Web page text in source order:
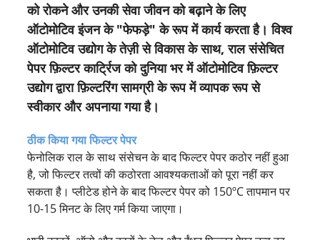
को रोकने और उनकी सेवा जीवन को बढ़ाने के लिए
ऑटोमोटिव इंजन के "फेफड़े" के रूप में कार्य करता है। विश्व
ऑटोमोटिव उद्योग के तेज़ी से विकास के साथ, राल संसेचित
पेपर फ़िल्टर कार्ट्रिज को दुनिया भर में ऑटोमोटिव फ़िल्टर
उद्योग द्वारा फ़िल्टरिंग सामग्री के रूप में व्यापक रूप से
स्वीकार और अपनाया गया है।
ठीक किया गया फिल्टर पेपर
फेनोलिक राल के साथ संसेचन के बाद फिल्टर पेपर कठोर नहीं हुआ
है, जो फिल्टर तत्वों की कठोरता आवश्यकताओं को पूरा नहीं कर
सकता है। प्लीटेड होने के बाद फिल्टर पेपर को 150ºC तापमान पर
10-15 मिनट के लिए गर्म किया जाएगा।